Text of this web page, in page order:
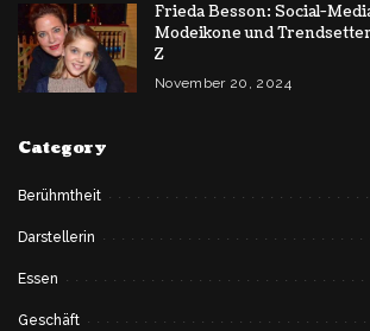
Frieda Besson: Social-
Modeikone und
Z
November 20, 2024
Category
Berühmtheit
Darstellerin
Essen
Geschäft